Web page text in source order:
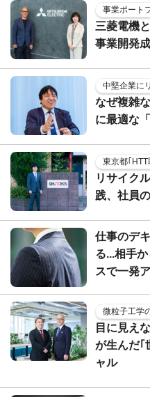
事業ポート
三菱電機
事業開発
中堅企業に
なぜ複雑
に最適な
東京都｢
リサイク
践、社員
仕事のデ
る...相手
スで一発
微粒子工学
目に見え
が生んだ｢
ャル